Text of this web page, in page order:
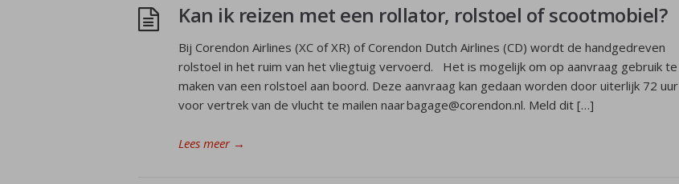
Kan ik reizen met een rollator, rolstoel of scootmobiel?
Bij Corendon Airlines (XC of XR) of Corendon Dutch Airlines (CD) wordt de handgedreven
rolstoel in het ruim van het vliegtuig vervoerd. Het is mogelijk om op aanvraag gebruik te
maken van een rolstoel aan boord. Deze aanvraag kan gedaan worden door uiterlijk 72 uur
voor vertrek van de vlucht te mailen naar bagage@corendon.nl. Meld dit […]
Lees meer→